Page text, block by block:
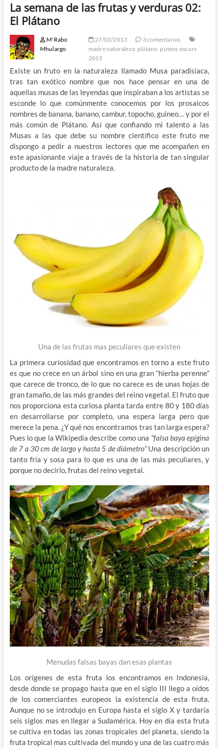
La semana de las frutas y verduras 02:
El Plátano
M'Rabo
Mhulargo
27/02/2013
3 comentarios
madre naturaleza plátano puteos oscars
2013
Existe un fruto en la naturaleza llamado Musa paradisiaca,
tras tan exótico nombre que nos hace pensar en una de
aquellas musas de las leyendas que inspiraban a los artistas se
esconde lo que comúnmente conocemos por los prosaicos
nombres de banana, banano, cambur, topocho, guineo… y por el
más común de Plátano. Así que confiando mi talento a las
Musas a las que debe su nombre científico este fruto me
dispongo a pedir a nuestros lectores que me acompañen en
este apasionante viaje a través de la historia de tan singular
producto de la madre naturaleza.
Una de las frutas mas peculiares que existen
La primera curiosidad que encontramos en torno a este fruto
es que no crece en un árbol sino en una gran “hierba perenne”
que carece de tronco, de lo que no carece es de unas hojas de
gran tamaño, de las más grandes del reino vegetal. El fruto que
nos proporciona esta curiosa planta tarda entre 80 y 180 días
en desarrollarse por completo, una espera larga pero que
merece la pena. ¿Y qué nos encontramos tras tan larga espera?
Pues lo que la Wikipedia describe como una “falsa baya epígina
de 7 a 30 cm de largo y hasta 5 de diámetro”Una descripción un
tanto fría y sosa para lo que es una de las más peculiares, y
porque no decirlo, frutas del reino vegetal.
Menudas falsas bayas dan esas plantas
Los orígenes de esta fruta los encontramos en Indonesia,
desde donde se propago hasta que en el siglo III llego a oídos
de los comerciantes europeos la existencia de esta fruta.
Aunque no se introdujo en Europa hasta el siglo X y tardaría
seis siglos mas en llegar a Sudamérica. Hoy en día esta fruta
se cultiva en todas las zonas tropicales del planeta, siendo la
fruta tropical mas cultivada del mundo y una de las cuatro más